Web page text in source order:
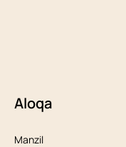
Aloqa
Manzil